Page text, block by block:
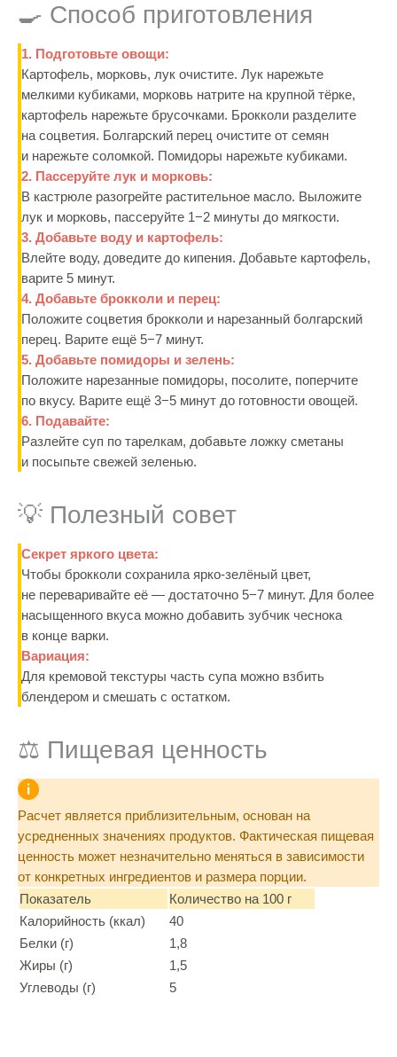
🍳 Способ приготовления
1. Подготовьте овощи:
Картофель, морковь, лук очистите. Лук нарежьте
мелкими кубиками, морковь натрите на крупной тёрке,
картофель нарежьте брусочками. Брокколи разделите
на соцветия. Болгарский перец очистите от семян
и нарежьте соломкой. Помидоры нарежьте кубиками.
2. Пассеруйте лук и морковь:
В кастрюле разогрейте растительное масло. Выложите
лук и морковь, пассеруйте 1−2 минуты до мягкости.
3. Добавьте воду и картофель:
Влейте воду, доведите до кипения. Добавьте картофель,
варите 5 минут.
4. Добавьте брокколи и перец:
Положите соцветия брокколи и нарезанный болгарский
перец. Варите ещё 5−7 минут.
5. Добавьте помидоры и зелень:
Положите нарезанные помидоры, посолите, поперчите
по вкусу. Варите ещё 3−5 минут до готовности овощей.
6. Подавайте:
Разлейте суп по тарелкам, добавьте ложку сметаны
и посыпьте свежей зеленью.
💡 Полезный совет
Секрет яркого цвета:
Чтобы брокколи сохранила ярко-зелёный цвет,
не переваривайте её — достаточно 5−7 минут. Для более
насыщенного вкуса можно добавить зубчик чеснока
в конце варки.
Вариация:
Для кремовой текстуры часть супа можно взбить
блендером и смешать с остатком.
⚖️ Пищевая ценность
Расчет является приблизительным, основан на
усредненных значениях продуктов. Фактическая пищевая
ценность может незначительно меняться в зависимости
от конкретных ингредиентов и размера порции.
Показатель
Количество на 100 г
Калорийность (ккал)
40
Белки (г)
1,8
Жиры (г)
1,5
Углеводы (г)
5